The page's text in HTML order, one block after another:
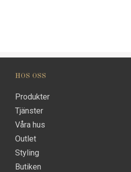
HOS OSS
Produkter
Tjänster
Våra hus
Outlet
Styling
Butiken